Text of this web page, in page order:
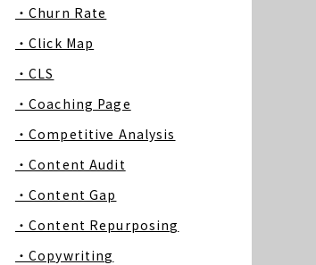
・Churn Rate
・Click Map
・CLS
・Coaching Page
・Competitive Analysis
・Content Audit
・Content Gap
・Content Repurposing
・Copywriting